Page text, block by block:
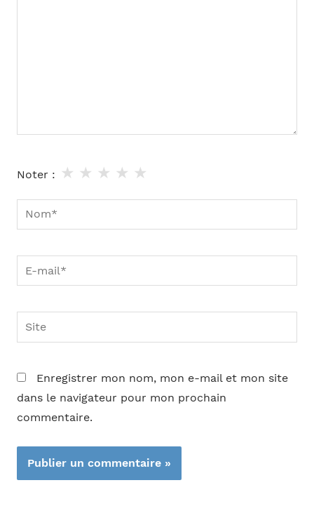
Noter : ★
★
★
★
★
Nom*
E-
mail*
Site
Enregistrer mon nom, mon e-mail et mon site
dans le navigateur pour mon prochain
commentaire.